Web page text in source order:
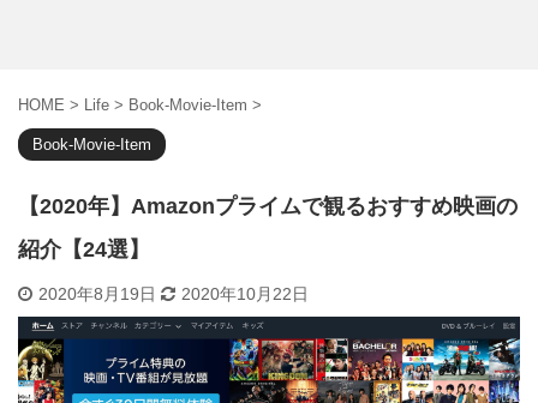
HOME > Life > Book-Movie-Item >
Book-Movie-Item
【2020年】Amazonプライムで観るおすすめ映画の
紹介【24選】
2020年8月19日 2020年10月22日